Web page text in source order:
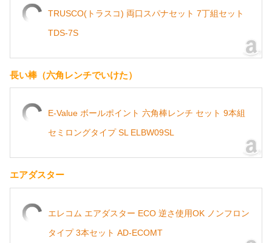
TRUSCO(トラスコ) 両口スパナセット 7丁組セット
TDS-7S
長い棒（六角レンチでいけた）
E-Value ボールポイント 六角棒レンチ セット 9本組
セミロングタイプ SL ELBW09SL
エアダスター
エレコム エアダスター ECO 逆さ使用OK ノンフロン
タイプ 3本セット AD-ECOMT